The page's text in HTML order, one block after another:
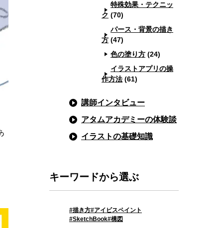
特殊効果・テクニッ
ク (70)
パース・背景の描き
方 (47)
色の塗り方 (24)
イラストアプリの操
作方法 (61)
講師インタビュー
アタムアカデミーの体験談
イラストの基礎知識
キーワードから選ぶ
描き方 アイビスペイント
SketchBook 構図